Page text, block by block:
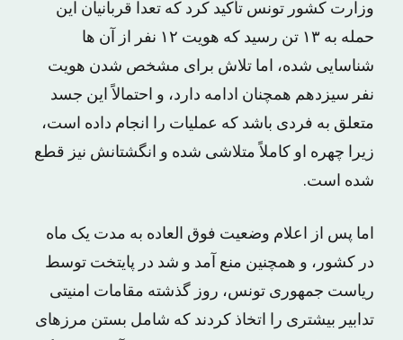
وزارت کشور تونس تأکید کرد که تعدا قربانیان این
حمله به ۱۳ تن رسید که هویت ۱۲ نفر از آن ها
شناسایی شده، اما تلاش برای مشخص شدن هویت
نفر سیزدهم همچنان ادامه دارد، و احتمالاً این جسد
متعلق به فردی باشد که عملیات را انجام داده است،
زیرا چهره او کاملاً متلاشی شده و انگشتانش نیز قطع
شده است.
اما پس از اعلام وضعیت فوق العاده به مدت یک ماه
در کشور، و همچنین منع آمد و شد در پایتخت توسط
ریاست جمهوری تونس، روز گذشته مقامات امنیتی
تدابیر بیشتری را اتخاذ کردند که شامل بستن مرزهای